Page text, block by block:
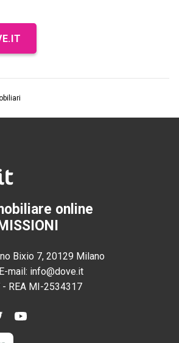
online
Bixio 7, 20129 Milano
E-mail: info@dove.it
- REA MI-2534317